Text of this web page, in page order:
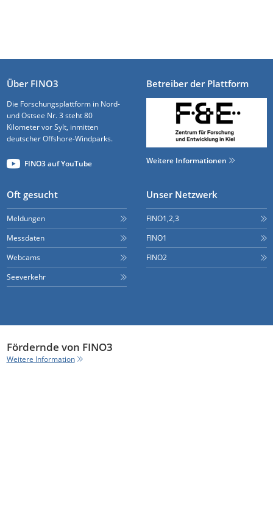
Über FINO3
Die Forschungsplattform in Nord-
und Ostsee Nr. 3 steht 80
Kilometer vor Sylt, inmitten
deutscher Offshore-Windparks.
FINO3 auf YouTube
Betreiber der Plattform
Weitere Informationen
Oft gesucht
Meldungen
Messdaten
Webcams
Seeverkehr
Unser Netzwerk
FINO1,2,3
FINO1
FINO2
Fördernde von FINO3
Weitere Information